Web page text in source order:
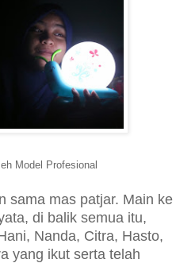
Model Profesional
sama mas patjar. Main ke
di balik semua itu,
Nanda, Citra, Hasto,
yang ikut serta telah